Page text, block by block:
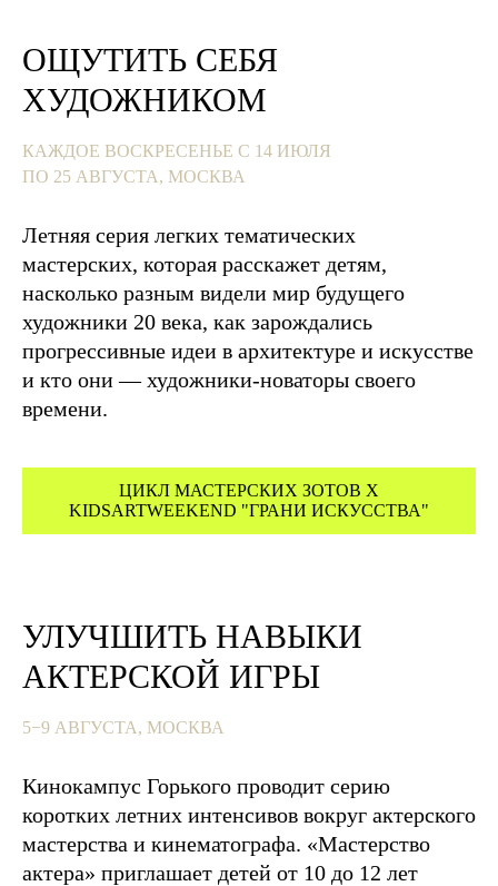
ОЩУТИТЬ СЕБЯ
ХУДОЖНИКОМ
КАЖДОЕ ВОСКРЕСЕНЬЕ С 14 ИЮЛЯ
ПО 25 АВГУСТА, МОСКВА
Летняя серия легких тематических
мастерских, которая расскажет детям,
насколько разным видели мир будущего
художники 20 века, как зарождались
прогрессивные идеи в архитектуре и искусстве
и кто они — художники-новаторы своего
времени.
ЦИКЛ МАСТЕРСКИХ ЗОТОВ Х
KIDSARTWEEKEND "ГРАНИ ИСКУССТВА"
УЛУЧШИТЬ НАВЫКИ
АКТЕРСКОЙ ИГРЫ
5−9 АВГУСТА, МОСКВА
Кинокампус Горького проводит серию
коротких летних интенсивов вокруг актерского
мастерства и кинематографа. «Мастерство
актера» приглашает детей от 10 до 12 лет